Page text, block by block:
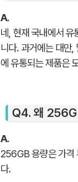
A.
네, 현재 국내에서
니다. 과거에는 대만
에 유통되는 제품은
Q4. 왜
A.
256GB 용량은 가격
다.